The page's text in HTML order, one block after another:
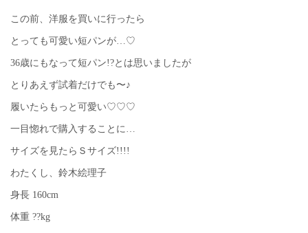
この前、洋服を買いに行ったら
とっても可愛い短パンが…♡
36歳にもなって短パン!?とは思いましたが
とりあえず試着だけでも〜♪
履いたらもっと可愛い♡♡♡
一目惚れで購入することに…
サイズを見たらＳサイズ!!!!
わたくし、鈴木絵理子
身長 160cm
体重 ??kg